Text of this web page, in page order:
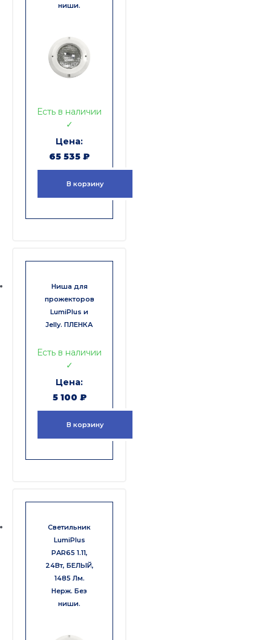
ниши.
Есть в наличии
✓
65 535 ₽
В корзину
Ниша для
прожекторов
LumiPlus и
Jelly. ПЛЕНКА
Есть в наличии
✓
5 100 ₽
В корзину
Светильник
LumiPlus
PAR65 1.11,
24Вт, БЕЛЫЙ,
1485 Лм.
Нерж. Без
ниши.